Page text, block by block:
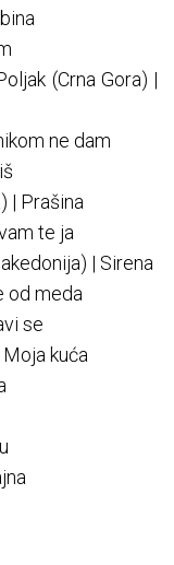
(Crna Gora) |
ne dam
| Prašina
te ja
| Sirena
od meda
se
kuća